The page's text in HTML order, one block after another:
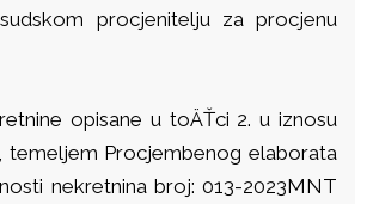
procjenitelju za procjenu
opisane u toÄŤci 2. u iznosu
temeljem Procjembenog elaborata
nekretnina broj: 013-2023MNT